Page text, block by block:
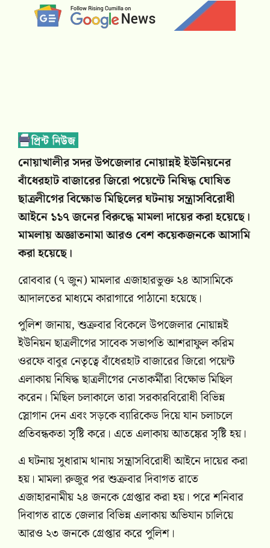
নোয়াখালীর সদর উপজেলার নোয়ান্নই ইউনিয়নের
বাঁধেরহাট বাজারের জিরো পয়েন্টে নিষিদ্ধ ঘোষিত
ছাত্রলীগের বিক্ষোভ মিছিলের ঘটনায় সন্ত্রাসবিরোধী
আইনে ১১৭ জনের বিরুদ্ধে মামলা দায়ের করা হয়েছে।
মামলায় অজ্ঞাতনামা আরও বেশ কয়েকজনকে আসামি
করা হয়েছে।
রোববার (৭ জুন) মামলার এজাহারভুক্ত ২৪ আসামিকে
আদালতের মাধ্যমে কারাগারে পাঠানো হয়েছে।
পুলিশ জানায়, শুক্রবার বিকেলে উপজেলার নোয়ান্নই
ইউনিয়ন ছাত্রলীগের সাবেক সভাপতি আশরাফুল করিম
ওরফে বাবুর নেতৃত্বে বাঁধেরহাট বাজারের জিরো পয়েন্ট
এলাকায় নিষিদ্ধ ছাত্রলীগের নেতাকর্মীরা বিক্ষোভ মিছিল
করেন। মিছিল চলাকালে তারা সরকারবিরোধী বিভিন্ন
স্লোগান দেন এবং সড়কে ব্যারিকেড দিয়ে যান চলাচলে
প্রতিবন্ধকতা সৃষ্টি করে। এতে এলাকায় আতঙ্কের সৃষ্টি হয়।
এ ঘটনায় সুধারাম থানায় সন্ত্রাসবিরোধী আইনে দায়ের করা
হয়। মামলা রুজুর পর শুক্রবার দিবাগত রাতে
এজাহারনামীয় ২৪ জনকে গ্রেপ্তার করা হয়। পরে শনিবার
দিবাগত রাতে জেলার বিভিন্ন এলাকায় অভিযান চালিয়ে
আরও ২৩ জনকে গ্রেপ্তার করে পুলিশ।